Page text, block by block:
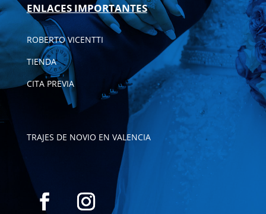
ENLACES IMPORTANTES
ROBERTO VICENTTI
TIENDA
CITA PREVIA
TRAJES DE NOVIO EN VALENCIA